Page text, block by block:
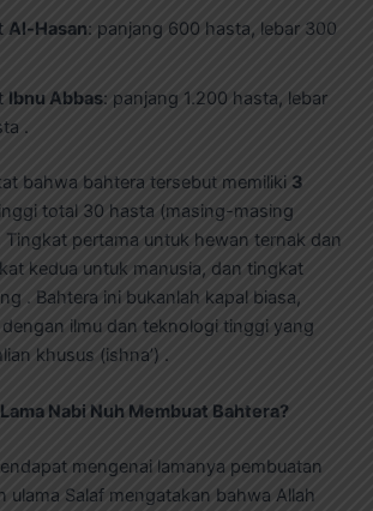
Al-Hasan: panjang 600 hasta, lebar 300
Ibnu Abbas: panjang 1.200 hasta, lebar
.
bahwa bahtera tersebut memiliki 3
total 30 hasta (masing-masing
pertama untuk hewan ternak dan
kedua untuk manusia, dan tingkat
. Bahtera ini bukanlah kapal biasa,
ilmu dan teknologi tinggi yang
khusus (ishna’) .
Nabi Nuh Membuat Bahtera?
mengenai lamanya pembuatan
ulama Salaf mengatakan bahwa Allah